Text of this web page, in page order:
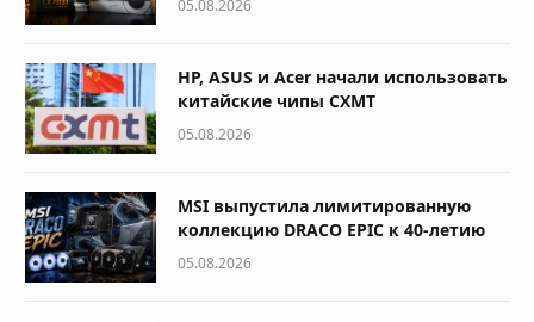
05.08.2026
HP, ASUS и Acer начали использовать
китайские чипы CXMT
05.08.2026
MSI выпустила лимитированную
коллекцию DRACO EPIC к 40-летию
05.08.2026